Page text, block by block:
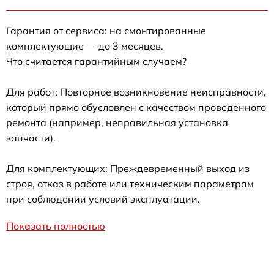
Гарантия от сервиса: на смонтированные
комплектующие — до 3 месяцев.
Что считается гарантийным случаем?
Для работ: Повторное возникновение неисправности,
который прямо обусловлен с качеством проведенного
ремонта (например, неправильная установка
запчасти).
Для комплектующих: Преждевременный выход из
строя, отказ в работе или техническим параметрам
при соблюдении условий эксплуатации.
Показать полностью